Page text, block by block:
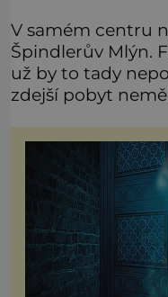
V samém centru
Špindlerův Mlýn.
už by to tady
zdejší pobyt